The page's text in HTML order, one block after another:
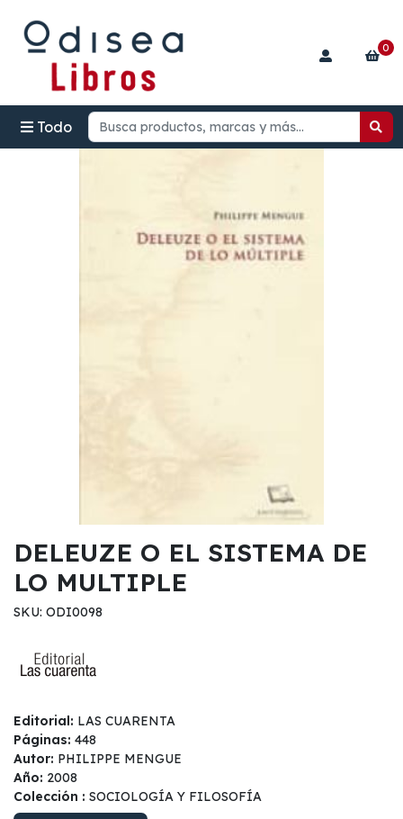
Todo
0
DELEUZE O EL SISTEMA DE
LO MULTIPLE
SKU: ODI0098
Editorial: LAS CUARENTA
Páginas: 448
Autor: PHILIPPE MENGUE
Año: 2008
Colección : SOCIOLOGÍA Y FILOSOFÍA